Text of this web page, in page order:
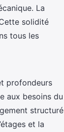
La
solidité
tous les
profondeurs
aux besoins du
structuré
et la